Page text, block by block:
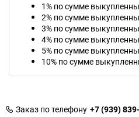
1% по сумме
2% по сумме
3% по сумме
4% по сумме
5% по сумме
10% по сумме
Заказ по телефону +7 (939)